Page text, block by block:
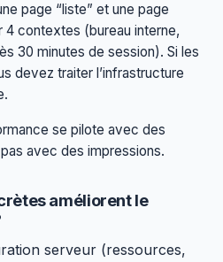
page “liste” et une page
4 contextes (bureau interne,
30 minutes de session). Si les
devez traiter l’infrastructure
se pilote avec des
avec des impressions.
améliorent le
serveur (ressources,